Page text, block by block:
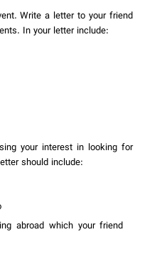
Write a letter to your friend
In your letter include:
your interest in looking for
should include:
abroad which your friend